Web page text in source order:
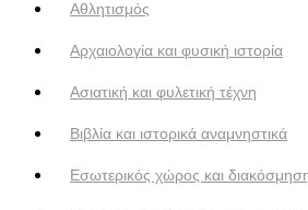
Αθλητισμός
Αρχαιολογία και φυσική ιστορία
Ασιατική και φυλετική τέχνη
Βιβλία και ιστορικά αναμνηστικά
Εσωτερικός χώρος και